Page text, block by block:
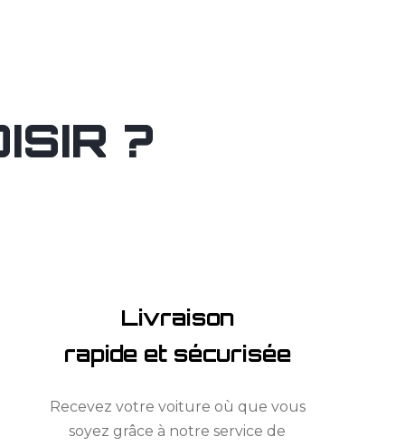
?
Livraison
rapide et sécurisée
Recevez votre voiture où que vous
soyez grâce à notre service de